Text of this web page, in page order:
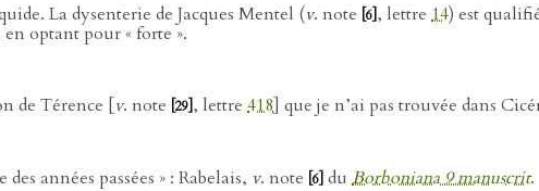
La dysenterie de Jacques Mentel (v. note [6] , lettre 14) est
optant pour « forte ».
de Térence [v. note [29] , lettre 418] que je n’ai pas trouvée dans
années passées » : Rabelais, v. note [6] du Borboniana 9 manuscrit.